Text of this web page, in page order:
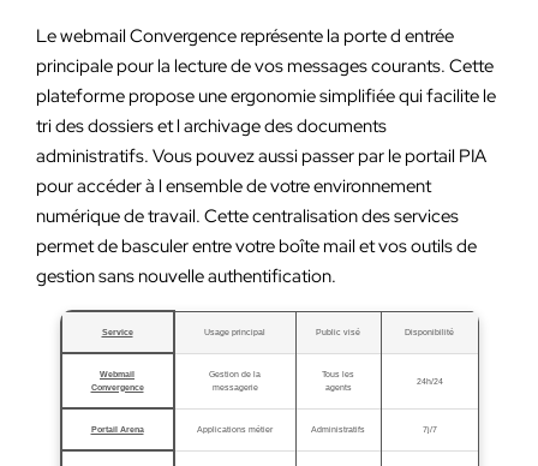
Le webmail Convergence représente la porte d entrée
principale pour la lecture de vos messages courants. Cette
plateforme propose une ergonomie simplifiée qui facilite le
tri des dossiers et l archivage des documents
administratifs. Vous pouvez aussi passer par le portail PIA
pour accéder à l ensemble de votre environnement
numérique de travail. Cette centralisation des services
permet de basculer entre votre boîte mail et vos outils de
gestion sans nouvelle authentification.
Service Usage principal Public visé Disponibilité
Webmail
Convergence
Gestion de la
messagerie
Tous les
agents
24h/24
Portail Arena Applications métier Administratifs 7j/7